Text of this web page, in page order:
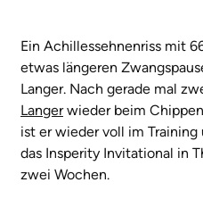
Ein Achillessehnenriss mit
etwas längeren
Langer. Nach gerade mal
Langerwieder beim
ist er wieder voll im
das Insperity Invitational in
zwei Wochen.